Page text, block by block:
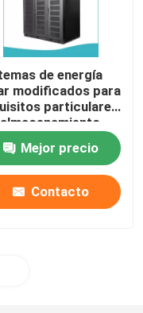
de energía
modificados para
particulares
de
de energía
Mejor precio
Contacto